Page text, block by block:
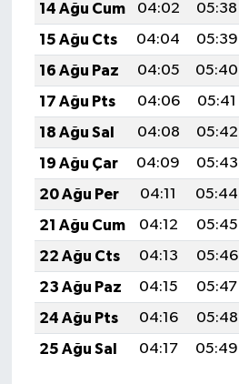
14 Ağu Cum
04:02 05:38
15 Ağu Cts
04:04 05:39
16 Ağu Paz
04:05 05:40
17 Ağu Pts
04:06 05:41
18 Ağu Sal
04:08 05:42
19 Ağu Çar
04:09 05:43
20 Ağu Per
04:11 05:44
21 Ağu Cum
04:12 05:45
22 Ağu Cts
04:13 05:46
23 Ağu Paz
04:15 05:47
24 Ağu Pts
04:16 05:48
25 Ağu Sal
04:17 05:49